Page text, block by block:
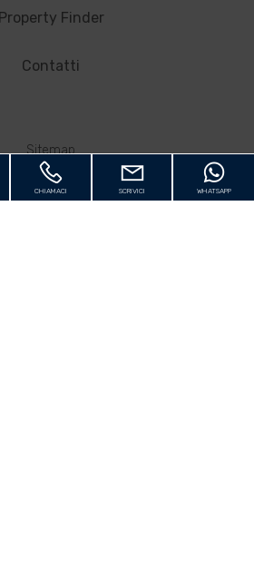
Property Finder
Contatti
Sitemap
Privacy Policy
CHIAMACI SCRIVICI WHATSAPP